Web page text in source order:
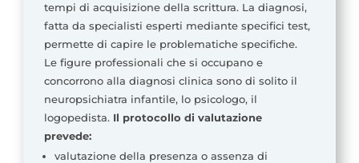
tempi di acquisizione della scrittura. La diagnosi,
fatta da specialisti esperti mediante specifici test,
permette di capire le problematiche specifiche.
Le figure professionali che si occupano e
concorrono alla diagnosi clinica sono di solito il
neuropsichiatra infantile, lo psicologo, il
logopedista. Il protocollo di valutazione
prevede:
valutazione della presenza o assenza di